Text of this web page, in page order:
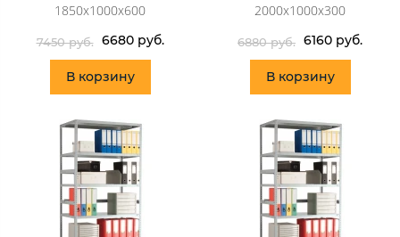
1850x1000x600
7450 руб. 6680 руб.
В корзину
2000x1000x300
6880 руб. 6160 руб.
В корзину